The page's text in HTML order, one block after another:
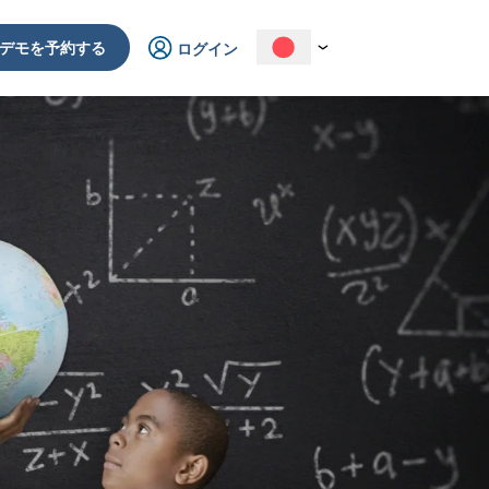
モを予約する ログイン